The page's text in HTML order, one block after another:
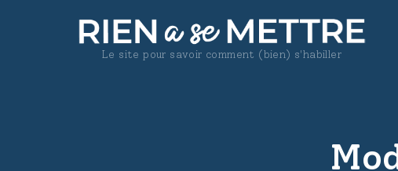
Le site pour savoir comment (bien) s'habiller